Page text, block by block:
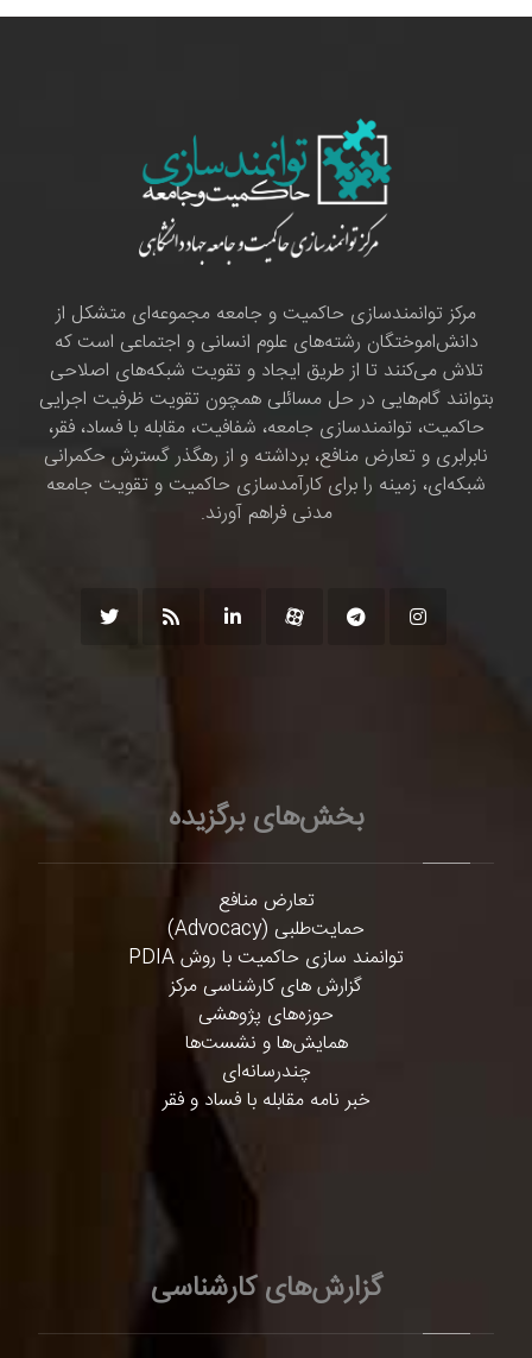
مرکز توانمندسازی حاکمیت و جامعه مجموعه‌ای متشکل از
دانش‌اموختگان رشته‌های علوم انسانی و اجتماعی است که
تلاش می‌کنند تا از طریق ایجاد و تقویت شبکه‌های اصلاحی
بتوانند گام‌هایی در حل مسائلی همچون تقویت ظرفیت اجرایی
حاکمیت، توانمندسازی جامعه، شفافیت، مقابله با فساد، فقر،
نابرابری و تعارض منافع، برداشته و از رهگذر گسترش حکمرانی
شبکه‌ای، زمینه را برای کارآمدسازی حاکمیت و تقویت جامعه
مدنی فراهم آورند.
بخش‌های برگزیده
تعارض منافع
حمایت‌طلبی (Advocacy)
توانمند سازی حاکمیت با روش PDIA
گزارش های کارشناسی مرکز
حوزه‌های پژوهشی
همایش‌ها و نشست‌ها
چندرسانه‌ای
خبر نامه مقابله با فساد و فقر
گزارش‌های کارشناسی